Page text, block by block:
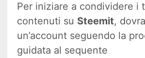
Per iniziare a condividere i
contenuti su Steemit,
un’account seguendo la
guidata al sequente